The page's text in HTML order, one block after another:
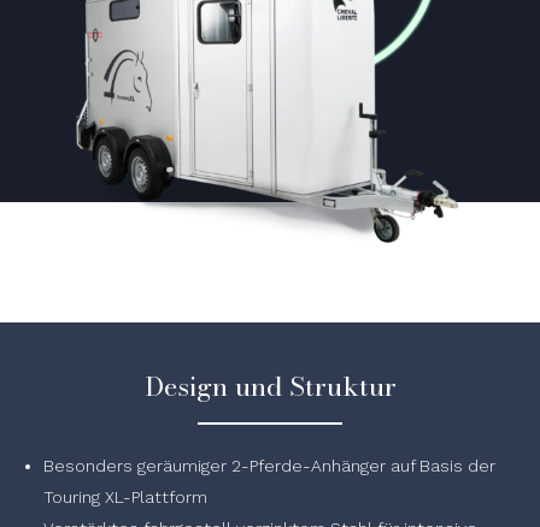
Design und Struktur
Besonders geräumiger 2-Pferde-Anhänger auf Basis der
Touring XL-Plattform